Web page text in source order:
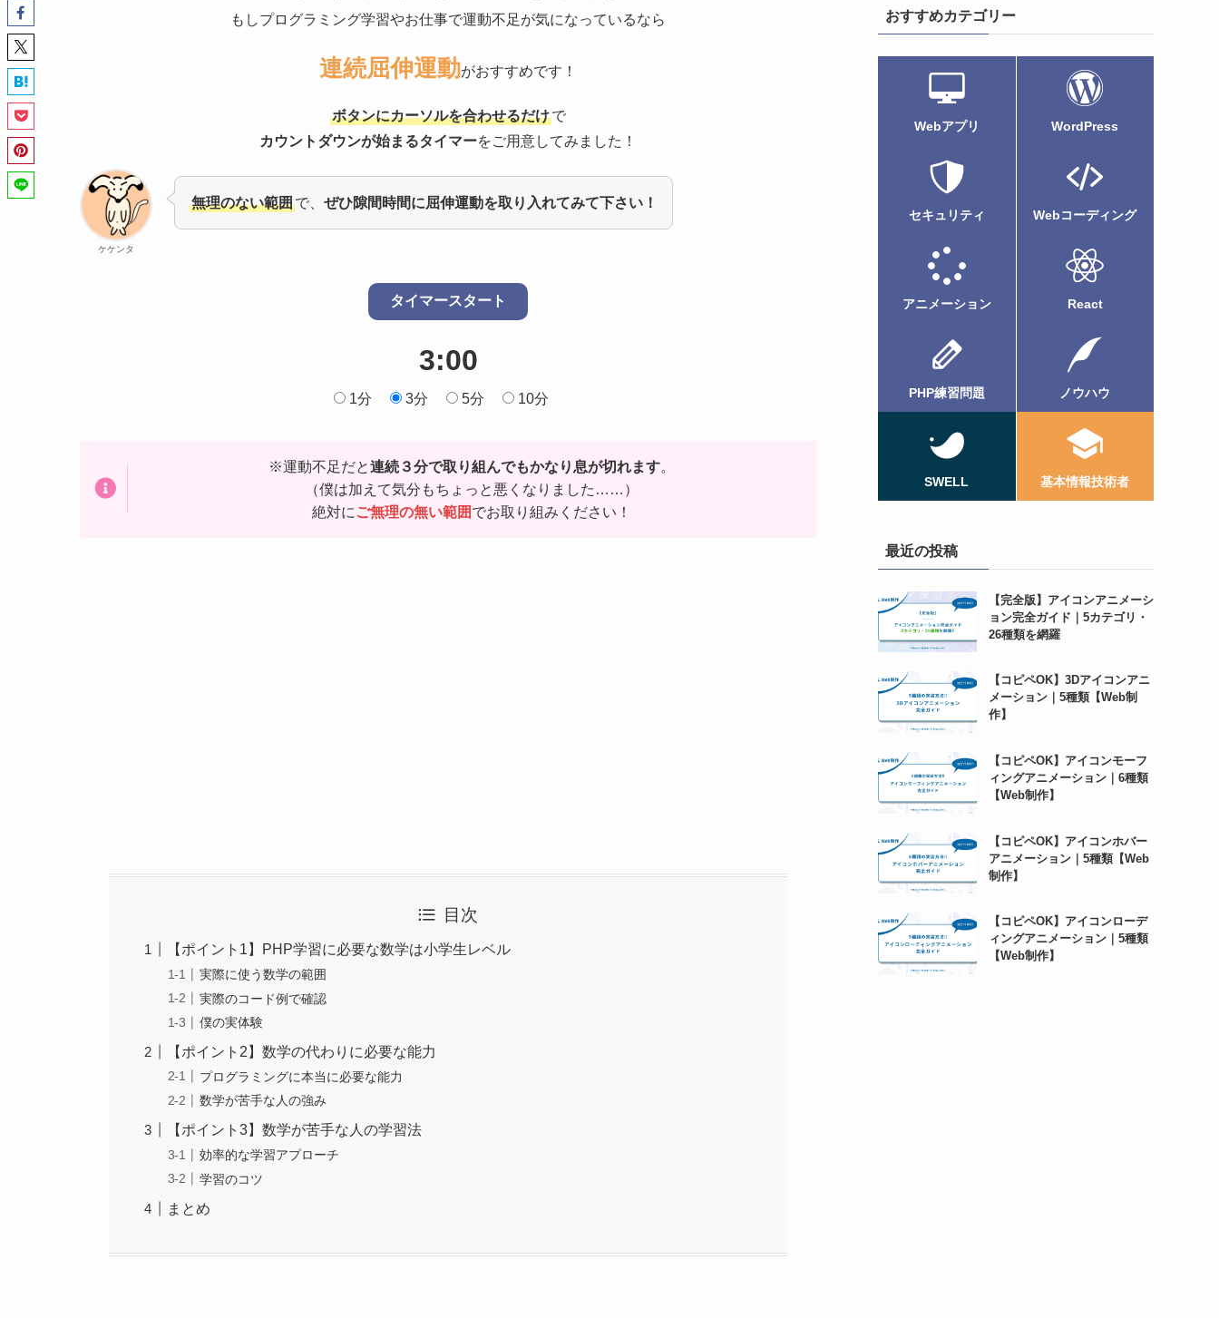
もしプログラミング学習やお仕事で運動不足が気になっているなら
連続屈伸運動がおすすめです！
ボタンにカーソルを合わせるだけで
カウントダウンが始まるタイマーをご用意してみました！
ケケンタ
無理のない範囲で、 ぜひ隙間時間に屈伸運動を取り入れてみて下さい！
タイマースタート
3:00
1分 3分 5分 10分
※運動不足だと連続３分で取り組んでもかなり息が切れます。
（僕は加えて気分もちょっと悪くなりました……）
絶対に ご無理の無い範囲でお取り組みください！
目次
【ポイント1】PHP学習に必要な数学は小学生レベル
実際に使う数学の範囲
実際のコード例で確認
僕の実体験
【ポイント2】数学の代わりに必要な能力
プログラミングに本当に必要な能力
数学が苦手な人の強み
【ポイント3】数学が苦手な人の学習法
効率的な学習アプローチ
学習のコツ
まとめ
おすすめカテゴリー
Webアプリ WordPress
セキュリティ Webコーディング
アニメーション React
PHP練習問題 ノウハウ
SWELL 基本情報技術者
最近の投稿
【完全版】アイコンアニメーシ
ョン完全ガイド｜5カテゴリ・
26種類を網羅
【コピペOK】3Dアイコンアニ
メーション｜5種類【Web制
作】
【コピペOK】アイコンモーフ
ィングアニメーション｜6種類
【Web制作】
【コピペOK】アイコンホバー
アニメーション｜5種類【Web
制作】
【コピペOK】アイコンローデ
ィングアニメーション｜5種類
【Web制作】